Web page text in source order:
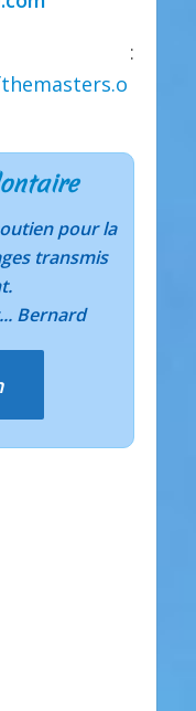
:
pour la
transmis
Bernard